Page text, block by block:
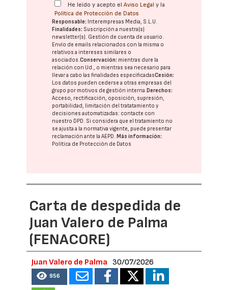
He leído y acepto elAviso Legal y la
Política de Protección de Datos
Responsable: Interempresas Media, S.L.U.
Finalidades: Suscripción a nuestra(s)
newsletter(s). Gestión de cuenta de usuario.
Envío de emails relacionados con la misma o
relativos a intereses similares o
asociados.Conservación: mientras dure la
relación con Ud., o mientras sea necesario para
llevar a cabo las finalidades especificadasCesión:
Los datos pueden cederse a otras empresas del
grupo por motivos de gestión interna.Derechos:
Acceso, rectificación, oposición, supresión,
portabilidad, limitación del tratatamiento y
decisiones automatizadas: contacte con
nuestro DPD. Si considera que el tratamiento no
se ajusta a la normativa vigente, puede presentar
reclamación ante laAEPD.Más información:
Política de Protección de Datos
Carta de despedida de
Juan Valero de Palma
(FENACORE)
Juan Valero de Palma 30/07/2026
956